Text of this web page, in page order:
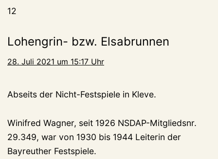
12
Lohengrin- bzw. Elsabrunnen
28. Juli 2021 um 15:17 Uhr
Abseits der Nicht-Festspiele in Kleve.
Winifred Wagner, seit 1926 NSDAP-Mitgliedsnr.
29.349, war von 1930 bis 1944 Leiterin der
Bayreuther Festspiele.